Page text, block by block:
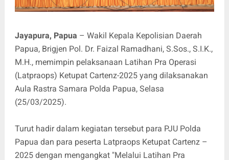
Jayapura, Papua – Wakil Kepala Kepolisian Daerah
Papua, Brigjen Pol. Dr. Faizal Ramadhani, S.Sos., S.I.K.,
M.H., memimpin pelaksanaan Latihan Pra Operasi
(Latpraops) Ketupat Cartenz-2025 yang dilaksanakan
Aula Rastra Samara Polda Papua, Selasa
(25/03/2025).
Turut hadir dalam kegiatan tersebut para PJU Polda
Papua dan para peserta Latpraops Ketupat Cartenz –
2025 dengan mengangkat "Melalui Latihan Pra